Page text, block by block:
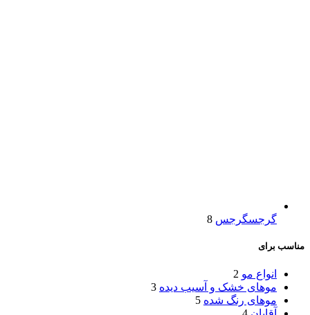
گرجسگرجس 8
مناسب برای
انواع مو 2
موهای خشک و آسیب دیده 3
موهای رنگ شده 5